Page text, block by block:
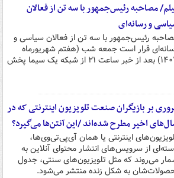
مصاحبه رئیس‌جمهور با سه تن از فعالان
و رسانه‌ای
رئیس‌جمهور با سه تن از فعالان سیاسی و
قرار است جمعه شب (هفتم شهریورماه
۱۴۰۴) بعد از خبر ساعت ۲۱ از شبکه یک سیما پخش
بر بازیگران صنعت تلویزیون اینترنتی که در
اخیر مطرح شده‌اند /این آنتن‌ها می‌گیرد؟
اینترنتی یا همان آی‌پی‌تی‌وی‌ها،
از سرویس‌های انتشار محتوای آنلاین به
می‌روند که مثل تلویزیون‌های سنتی، جدول
به شکل زنده منتشر می‌شود.